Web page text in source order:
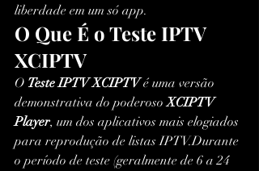
liberdade em um só app.
O Que É o Teste IPTV
XCIPTV
O Teste IPTV XCIPTV é uma versão
demonstrativa do poderoso XCIPTV
Player, um dos aplicativos mais elogiados
para reprodução de listas IPTV.Durante
o período de teste (geralmente de 6 a 24